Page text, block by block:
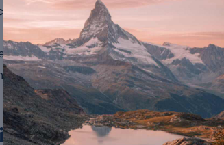
al magnesio, esamina ciò
livello di prova clinica ancora
ciò che è un’ipotesi seducente da
magnesio potrebbe